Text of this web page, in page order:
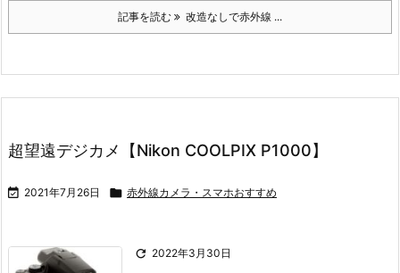
記事を読む 改造なしで赤外線 ...
超望遠デジカメ【Nikon COOLPIX P1000】
 2021年7月26日  赤外線カメラ・スマホおすすめ
 2022年3月30日